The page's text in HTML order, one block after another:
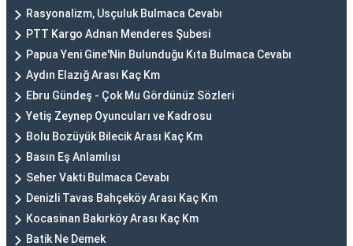
Rasyonalizm, Usçuluk Bulmaca Cevabı
PTT Kargo Adnan Menderes Şubesi
Papua Yeni Gine'Nin Bulunduğu Kıta Bulmaca Cevabı
Aydın Elazığ Arası Kaç Km
Ebru Gündeş - Çok Mu Gördünüz Sözleri
Yetiş Zeynep Oyuncuları ve Kadrosu
Bolu Bozüyük Bilecik Arası Kaç Km
Basın Eş Anlamlısı
Seher Vakti Bulmaca Cevabı
Denizli Tavas Bahçeköy Arası Kaç Km
Kocasinan Bakırköy Arası Kaç Km
Batik Ne Demek